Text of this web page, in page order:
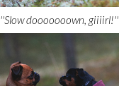
''Slow dooooooown, giiiirl!''